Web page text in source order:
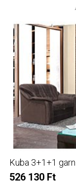
Kuba 3+1+1
526 130 Ft